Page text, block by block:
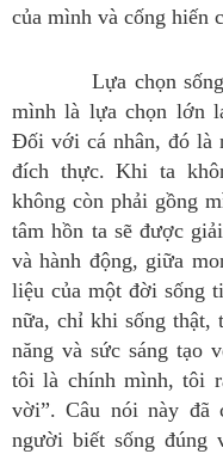
của mình và cống hiến
Lựa chọn sống
mình là lựa chọn lớn
Đối với cá nhân, đó là
đích thực. Khi ta
không còn phải gồng
tâm hồn ta sẽ được
và hành động, giữa
liệu của một đời sống
nữa, chỉ khi sống thật,
năng và sức sáng tạo
tôi là chính mình, tôi
vời”. Câu nói này đã
người biết sống